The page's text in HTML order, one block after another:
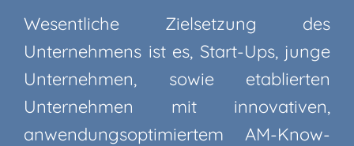
Wesentliche Zielsetzung des
Unternehmens ist es, Start-Ups, junge
Unternehmen, sowie etablierten
Unternehmen mit innovativen,
anwendungsoptimiertem AM-Know-